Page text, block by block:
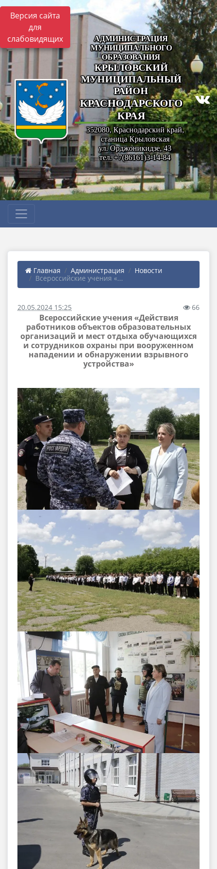
Версия сайта
для
слабовидящих
АДМИНИСТРАЦИЯ
МУНИЦИПАЛЬНОГО
ОБРАЗОВАНИЯ
КРЫЛОВСКИЙ
МУНИЦИПАЛЬНЫЙ
РАЙОН
КРАСНОДАРСКОГО
КРАЯ
352080, Краснодарский край,
станица Крыловская
ул. Орджоникидзе, 43
тел. +7(86161)3-14-84
Главная Администрация
Новости
Всероссийские учения «...
20.05.2024 15:25 66
Всероссийские учения «Действия
работников объектов образовательных
организаций и мест отдыха обучающихся
и сотрудников охраны при вооруженном
нападении и обнаружении взрывного
устройства»